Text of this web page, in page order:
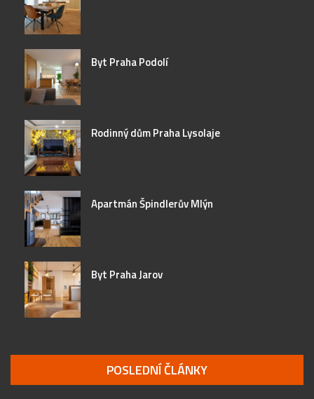
Byt Praha Podolí
Rodinný dům Praha Lysolaje
Apartmán Špindlerův Mlýn
Byt Praha Jarov
POSLEDNÍ ČLÁNKY